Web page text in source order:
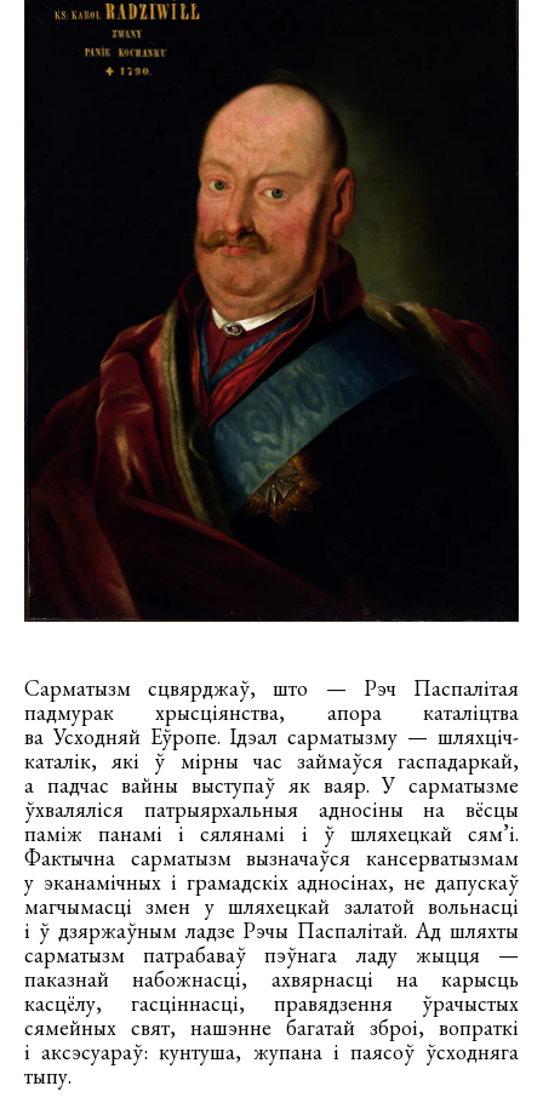
Сарматызм сцвярджаў, што — Рэч Паспалітая
падмурак хрысціянства, апора каталіцтва
ва Усходняй Еўропе. Ідэал сарматызму — шляхціч-
каталік, які ў мірны час займаўся гаспадаркай,
а падчас вайны выступаў як ваяр. У сарматызме
ўхваляліся патрыярхальныя адносіны на вёсцы
паміж панамі і сялянамі і ў шляхецкай сям’і.
Фактычна сарматызм вызначаўся кансерватызмам
у эканамічных і грамадскіх адносінах, не дапускаў
магчымасці змен у шляхецкай залатой вольнасці
і ў дзяржаўным ладзе Рэчы Паспалітай. Ад шляхты
сарматызм патрабаваў пэўнага ладу жыцця —
паказнай набожнасці, ахвярнасці на карысць
касцёлу, гасціннасці, правядзення ўрачыстых
сямейных свят, нашэнне багатай зброі, вопраткі
і аксэсуараў: кунтуша, жупана і паясоў ўсходняга
тыпу.